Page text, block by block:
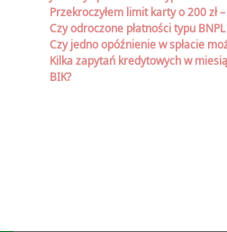
Przekroczyłem limit karty o 200 zł
Czy odroczone płatności typu
Czy jedno opóźnienie w spłacie
Kilka zapytań kredytowych w
BIK?